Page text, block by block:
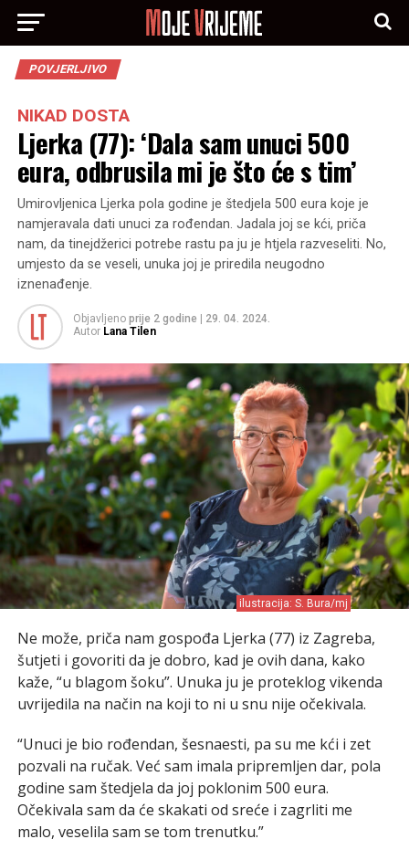
POVJERLJIVO
NIKAD DOSTA
Ljerka (77): ‘Dala sam unuci 500
eura, odbrusila mi je što će s tim’
Umirovljenica Ljerka pola godine je štedjela 500 eura koje je
namjeravala dati unuci za rođendan. Jadala joj se kći, priča
nam, da tinejdžerici potrebe rastu pa ju je htjela razveseliti. No,
umjesto da se veseli, unuka joj je priredila neugodno
iznenađenje.
Objavljeno prije 2 godine
29. 04. 2024.
Autor Lana Tilen
ilustracija: S. Bura/mj
Ne može, priča nam gospođa Ljerka (77) iz Zagreba,
šutjeti i govoriti da je dobro, kad je ovih dana, kako
kaže, “u blagom šoku”. Unuka ju je proteklog vikenda
uvrijedila na način na koji to ni u snu nije očekivala.
“Unuci je bio rođendan, šesnaesti, pa su me kći i zet
pozvali na ručak. Već sam imala pripremljen dar, pola
godine sam štedjela da joj poklonim 500 eura.
Očekivala sam da će skakati od sreće i zagrliti me
malo, veselila sam se tom trenutku.”